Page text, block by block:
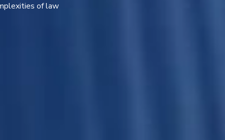
of law